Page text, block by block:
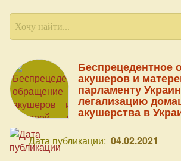
Беспрецедентное
акушеров и
парламенту
легализацию
акушерства в
Дата публикации: 04.02.2021